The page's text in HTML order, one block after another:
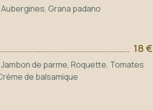
Grana padano
18 €
de parme, Roquette, Tomates
de balsamique